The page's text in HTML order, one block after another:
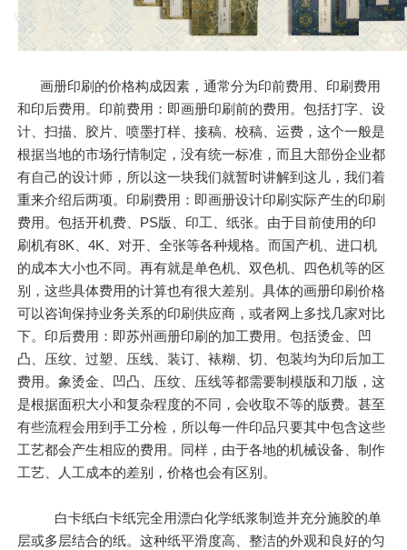
画册印刷的价格构成因素，通常分为印前费用、印刷费用
和印后费用。印前费用：即画册印刷前的费用。包括打字、设
计、扫描、胶片、喷墨打样、接稿、校稿、运费，这个一般是
根据当地的市场行情制定，没有统一标准，而且大部份企业都
有自己的设计师，所以这一块我们就暂时讲解到这儿，我们着
重来介绍后两项。印刷费用：即画册设计印刷实际产生的印刷
费用。包括开机费、PS版、印工、纸张。由于目前使用的印
刷机有8K、4K、对开、全张等各种规格。而国产机、进口机
的成本大小也不同。再有就是单色机、双色机、四色机等的区
别，这些具体费用的计算也有很大差别。具体的画册印刷价格
可以咨询保持业务关系的印刷供应商，或者网上多找几家对比
下。印后费用：即苏州画册印刷的加工费用。包括烫金、凹
凸、压纹、过塑、压线、装订、裱糊、切、包装均为印后加工
费用。象烫金、凹凸、压纹、压线等都需要制模版和刀版，这
是根据面积大小和复杂程度的不同，会收取不等的版费。甚至
有些流程会用到手工分检，所以每一件印品只要其中包含这些
工艺都会产生相应的费用。同样，由于各地的机械设备、制作
工艺、人工成本的差别，价格也会有区别。
白卡纸白卡纸完全用漂白化学纸浆制造并充分施胶的单
层或多层结合的纸。这种纸平滑度高、整洁的外观和良好的匀